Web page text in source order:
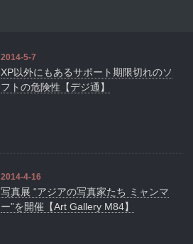
2014-5-7
XP以外にもあるサポート期限切れのソ
フトの危険性【デジ通】
2014-4-16
写真展 “アジアの写真家たち ミャンマ
ー”を開催【Art Gallery M84】